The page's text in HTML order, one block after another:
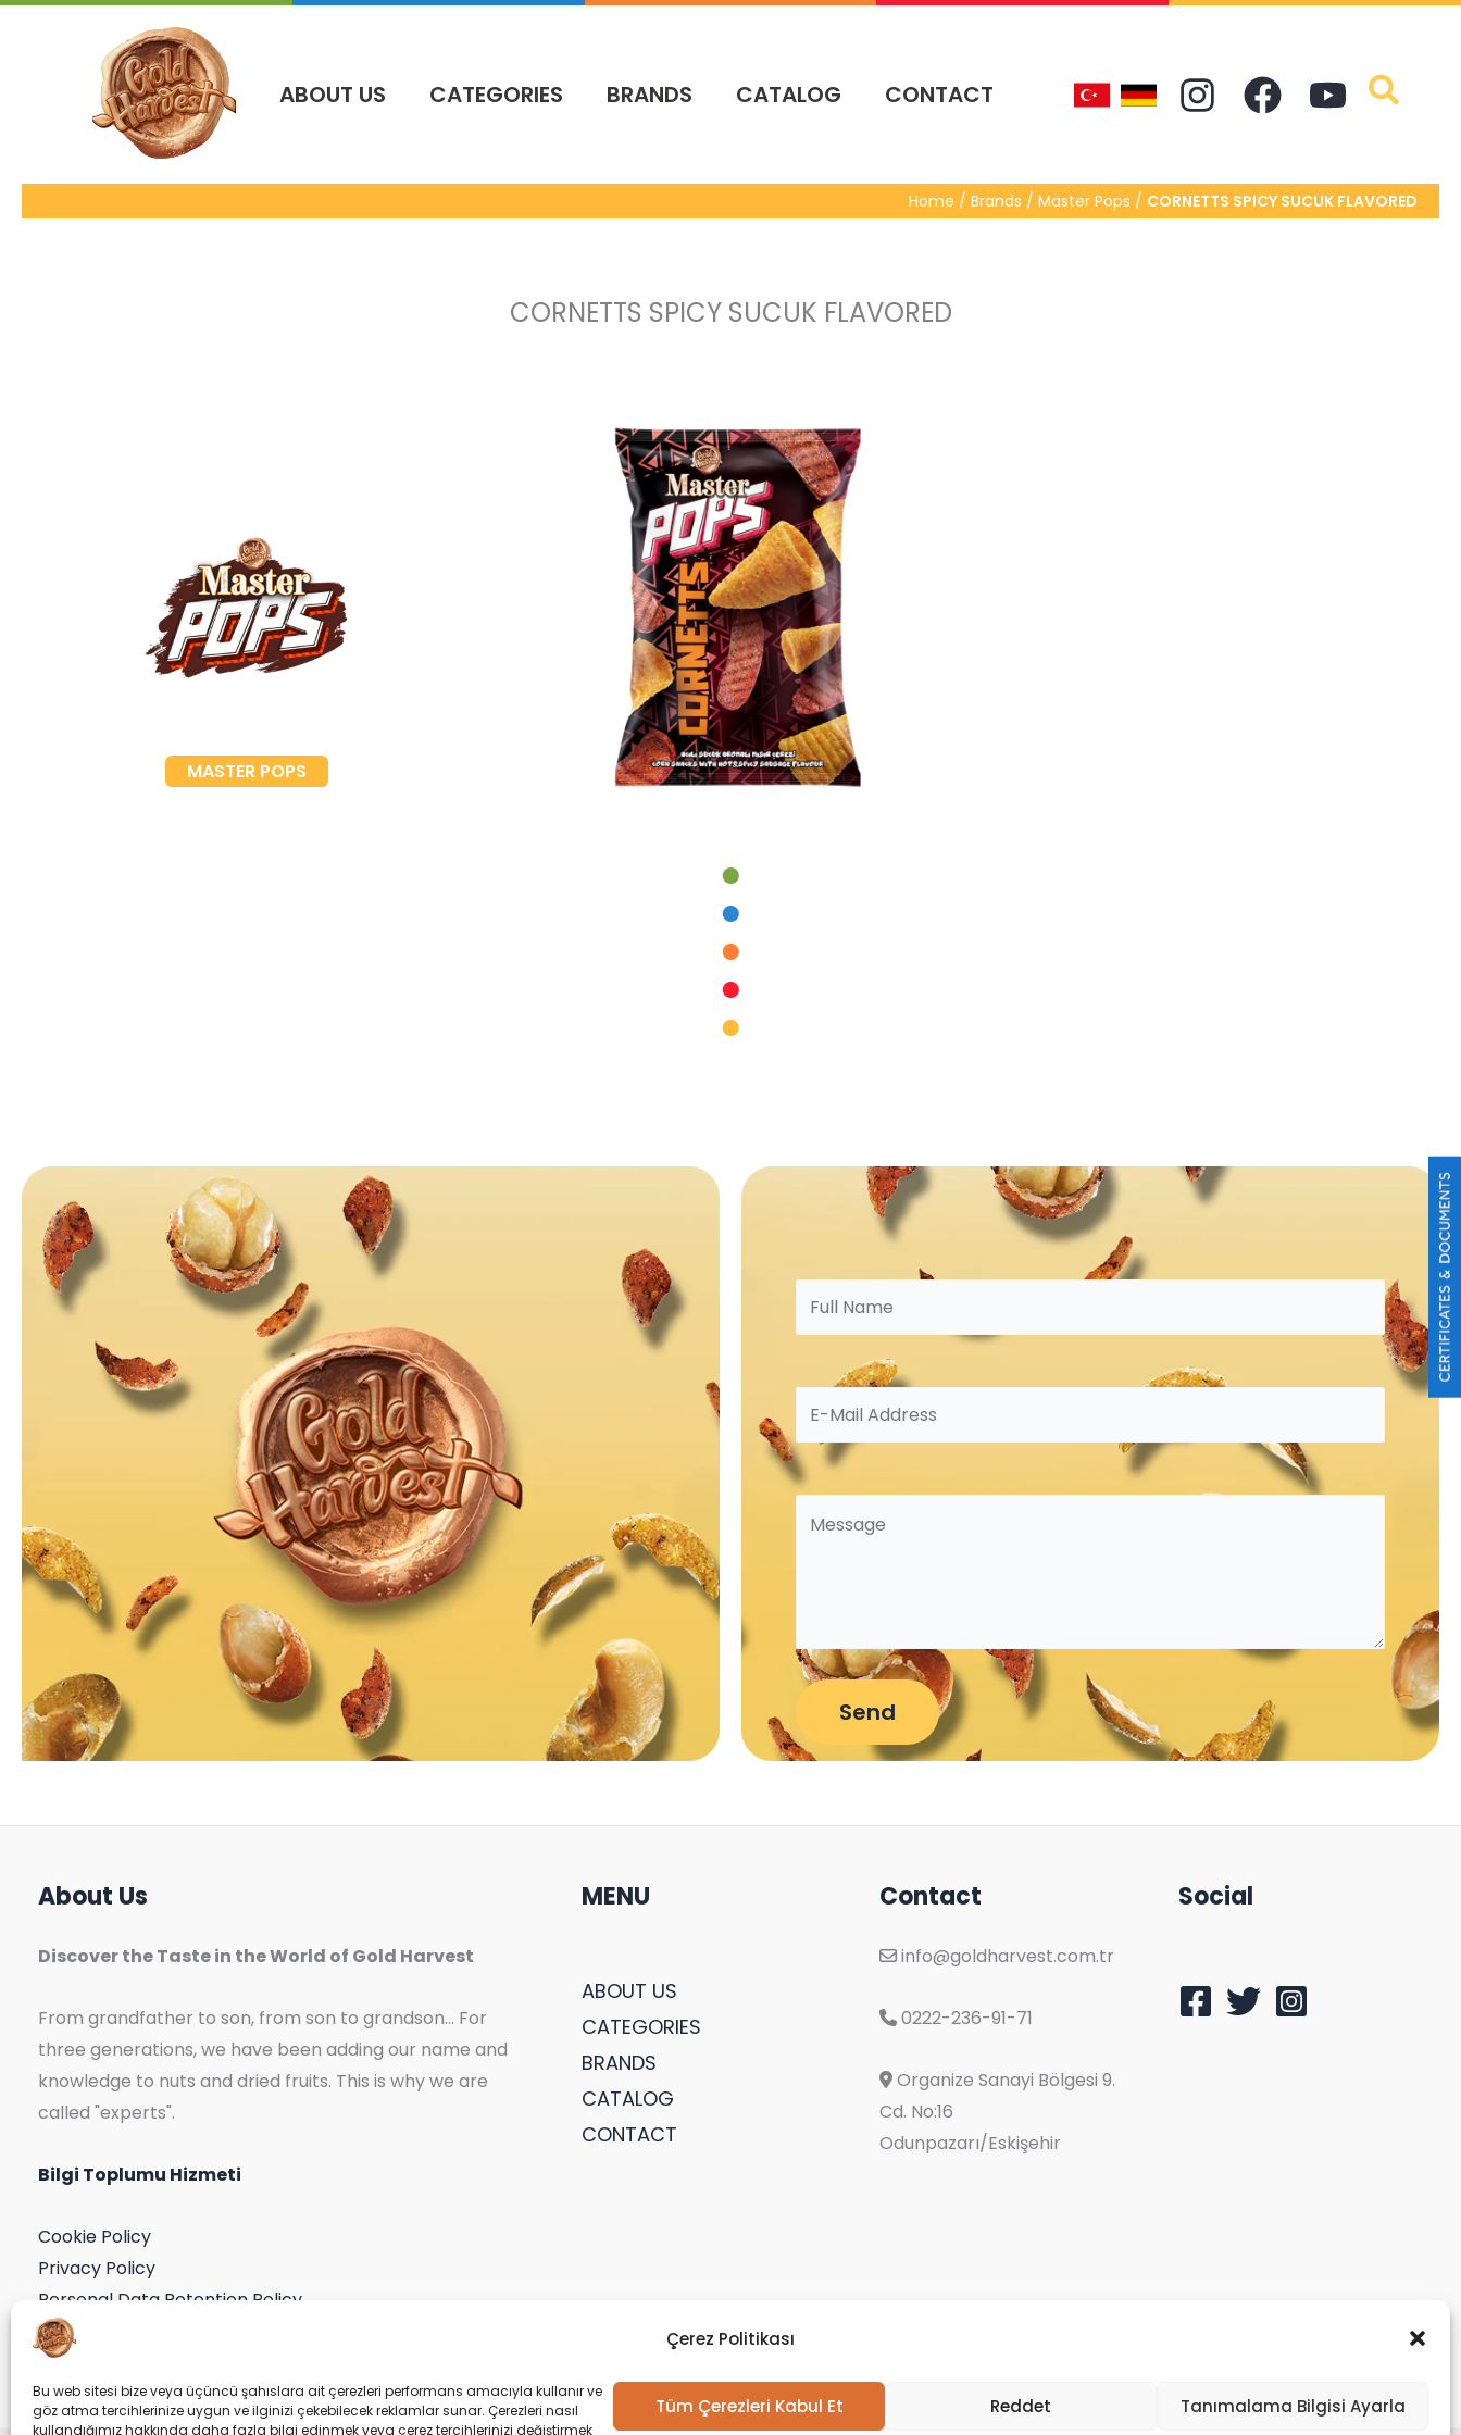
Çerez Politikası
Bu web sitesi bize veya üçüncü şahıslara ait çerezleri performans amacıyla kullanır ve
göz atma tercihlerinize uygun ve ilginizi çekebilecek reklamlar sunar. Çerezleri nasıl
kullandığımız hakkında daha fazla bilgi edinmek veya çerez tercihlerinizi değiştirmek
Tüm Çerezleri Kabul Et Reddet Tanımalama Bilgisi Ayarla
ABOUT US CATEGORIES BRANDS CATALOG CONTACT
Home / Brands / Master Pops / CORNETTS SPICY SUCUK FLAVORED
CORNETTS SPICY SUCUK FLAVORED
MASTER POPS
About Us
Discover the Taste in the World of Gold Harvest
From grandfather to son, from son to grandson... For
three generations, we have been adding our name and
knowledge to nuts and dried fruits. This is why we are
called "experts".
Bilgi Toplumu Hizmeti
Cookie Policy
Privacy Policy
Personal Data Retention Policy
Application Form
Consent Declaration
MENU
ABOUT US
CATEGORIES
BRANDS
CATALOG
CONTACT
Contact
info@goldharvest.com.tr
0222-236-91-71
Organize Sanayi Bölgesi 9.
Cd. No:16
Odunpazarı/Eskişehir
Social